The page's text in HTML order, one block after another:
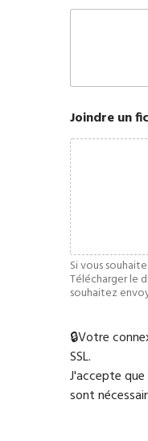
Joindre un
Si vous
Télécharger le
souhaitez
🔒Votre
SSL.
J'accepte
sont